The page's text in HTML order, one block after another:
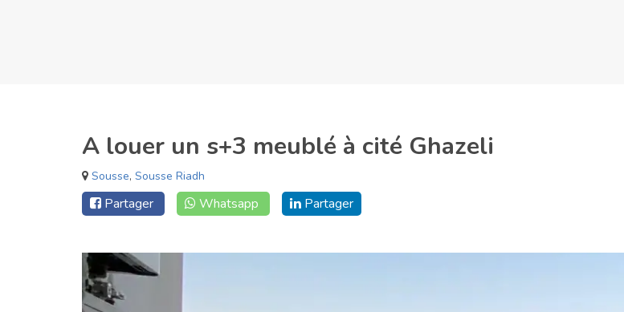
A louer un s+3 meublé à cité Ghazeli
Sousse, Sousse Riadh
Partager Whatsapp Partager